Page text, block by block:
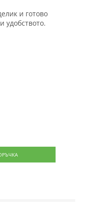
и готово
удобството.